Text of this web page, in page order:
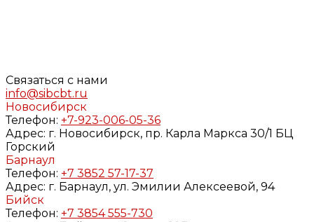
Связаться с нами
info@sibcbt.ru
Новосибирск
Телефон: +7-923-006-05-36
Адрес: г. Новосибирск, пр. Карла Маркса 30/1 БЦ
Горский
Барнаул
Телефон: +7 3852 57-17-37
Адрес: г. Барнаул, ул. Эмилии Алексеевой, 94
Бийск
Телефон: +7 3854 555-730